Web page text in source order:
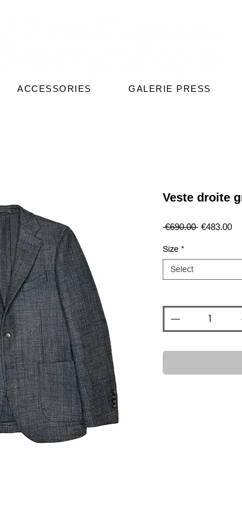
ACCESSORIES GALERIE PRESS
Veste droite
€690.00 Regular
€483.00
Size *
Select